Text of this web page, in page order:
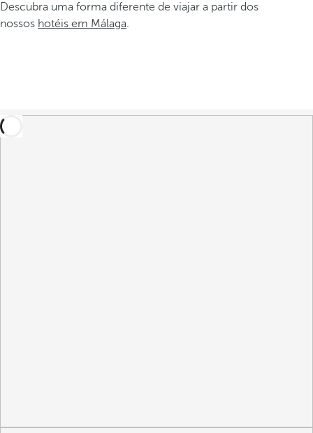
Descubra uma forma diferente de viajar a partir dos
nossos hotéis em Málaga.